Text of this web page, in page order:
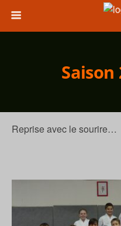
Saison
Reprise avec le sourire…